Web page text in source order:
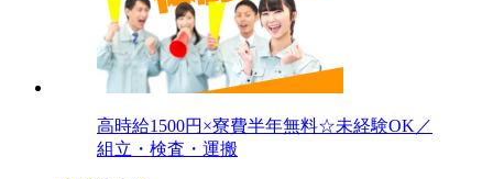
高時給1500円×寮費半年無料☆未経験OK／
組立・検査・運搬